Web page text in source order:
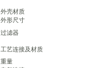
外壳材质
外形尺寸
过滤器
工艺连接及材质
重量